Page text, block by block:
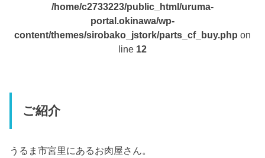
/home/c2733223/public_html/uruma-
portal.okinawa/wp-
content/themes/sirobako_jstork/parts_cf_buy.php on
line 12
ご紹介
うるま市宮里にあるお肉屋さん。